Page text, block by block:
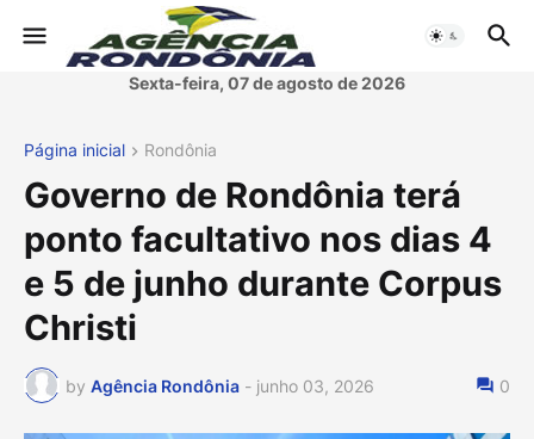
Sexta-feira, 07 de agosto de 2026
Página inicial Rondônia
Governo de Rondônia terá
ponto facultativo nos dias 4
e 5 de junho durante Corpus
Christi
by Agência Rondônia - junho 03, 2026 0